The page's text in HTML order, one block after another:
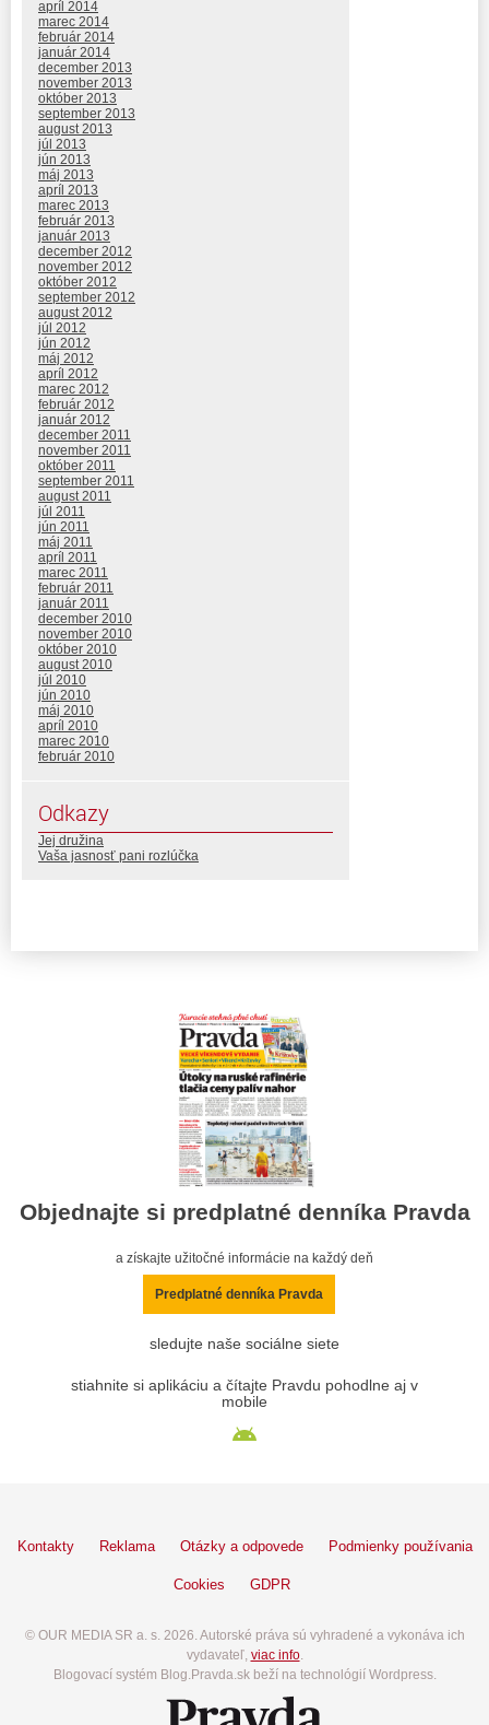
apríl 2014
marec 2014
február 2014
január 2014
december 2013
november 2013
október 2013
september 2013
august 2013
júl 2013
jún 2013
máj 2013
apríl 2013
marec 2013
február 2013
január 2013
december 2012
november 2012
október 2012
september 2012
august 2012
júl 2012
jún 2012
máj 2012
apríl 2012
marec 2012
február 2012
január 2012
december 2011
november 2011
október 2011
september 2011
august 2011
júl 2011
jún 2011
máj 2011
apríl 2011
marec 2011
február 2011
január 2011
december 2010
november 2010
október 2010
august 2010
júl 2010
jún 2010
máj 2010
apríl 2010
marec 2010
február 2010
Odkazy
Jej družina
Vaša jasnosť pani rozlúčka
Objednajte si predplatné denníka Pravda
a získajte užitočné informácie na každý deň
Predplatné denníka Pravda
sledujte naše sociálne siete
stiahnite si aplikáciu a čítajte Pravdu pohodlne aj v
mobile
Kontakty Reklama Otázky a odpovede Podmienky používania
Cookies GDPR
© OUR MEDIA SR a. s. 2026. Autorské práva sú vyhradené a vykonáva ich
vydavateľ, viac info.
Blogovací systém Blog.Pravda.sk beží na technológií Wordpress.